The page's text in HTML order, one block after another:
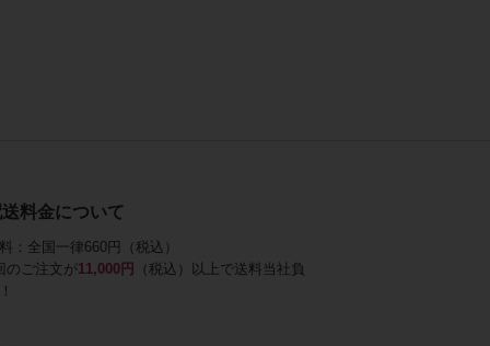
料金について
：全国一律660円（税込）
のご注文が11,000円
（税込）以上で送料当社負